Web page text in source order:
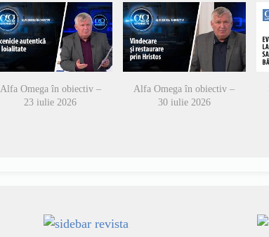
Alfa Omega în obiectiv –
23 iulie 2026
Alfa Omega în obiectiv –
30 iulie 2026